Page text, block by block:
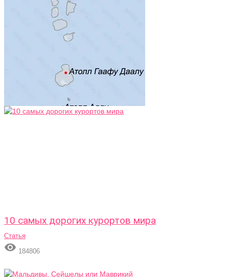
10 самых дорогих курортов мира
Статья
 184806